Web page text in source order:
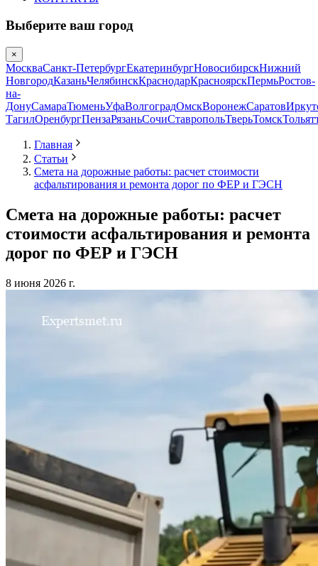
Выберите ваш город
×
МоскваСанкт-ПетербургЕкатеринбургНовосибирскНижний
НовгородКазаньЧелябинскКраснодарКрасноярскПермьРостов-
на-
ДонуСамараТюменьУфаВолгоградОмскВоронежСаратов
ТагилОренбургПензаРязаньСочиСтавропольТверьТомск
Главная
Статьи
Смета на дорожные работы: расчет стоимости
асфальтирования и ремонта дорог по ФЕР и ГЭСН
Смета на дорожные работы: расчет
стоимости асфальтирования и ремонта
дорог по ФЕР и ГЭСН
8 июня 2026 г.